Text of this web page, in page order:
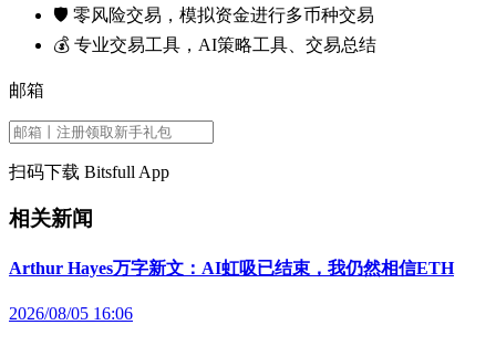
🛡️ 零风险交易，模拟资金进行多币种交易
💰 专业交易工具，AI策略工具、交易总结
邮箱
扫码下载 Bitsfull App
相关新闻
Arthur Hayes万字新文：AI虹吸已结束，我仍然相信ETH
2026/08/05 16:06